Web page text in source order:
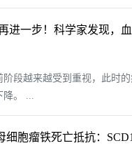
进一步！科学家发现，
段越来越受到重视，此时
。 ...
细胞瘤铁死亡抵抗：